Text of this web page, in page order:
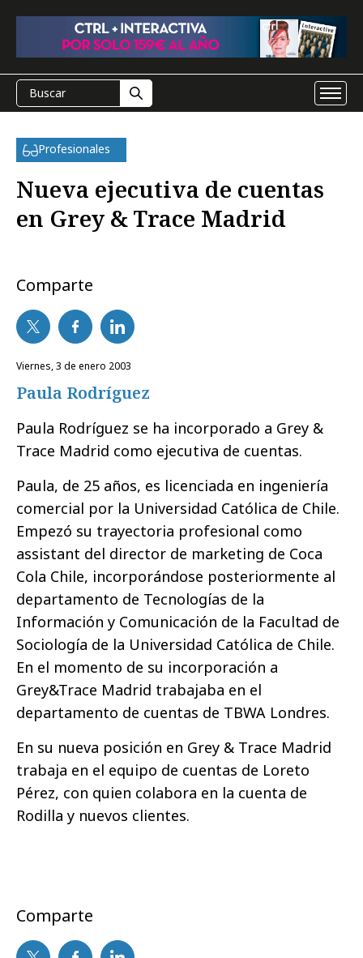
Profesionales
Nueva ejecutiva de cuentas
en Grey & Trace Madrid
Comparte
viernes, 3 de enero 2003
Paula Rodríguez
Paula Rodríguez se ha incorporado a Grey &
Trace Madrid como ejecutiva de cuentas.
Paula, de 25 años, es licenciada en ingeniería
comercial por la Universidad Católica de Chile.
Empezó su trayectoria profesional como
assistant del director de marketing de Coca
Cola Chile, incorporándose posteriormente al
departamento de Tecnologías de la
Información y Comunicación de la Facultad de
Sociología de la Universidad Católica de Chile.
En el momento de su incorporación a
Grey&Trace Madrid trabajaba en el
departamento de cuentas de TBWA Londres.
En su nueva posición en Grey & Trace Madrid
trabaja en el equipo de cuentas de Loreto
Pérez, con quien colabora en la cuenta de
Rodilla y nuevos clientes.
Comparte